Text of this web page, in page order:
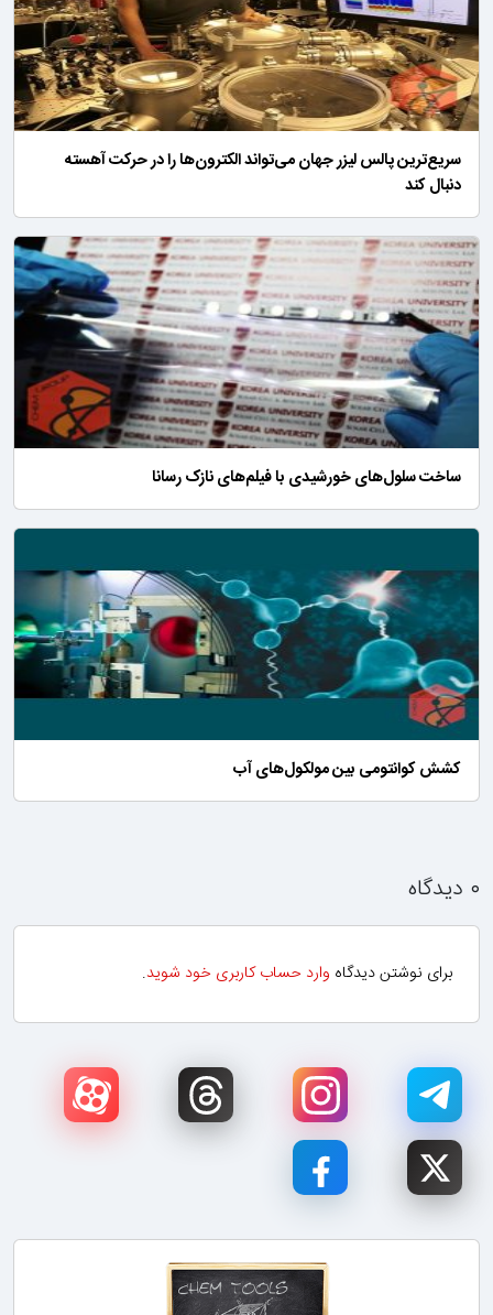
سریع‌ترین پالس لیزر جهان می‌تواند الکترون‌ها را در حرکت آهسته
دنبال کند
ساخت سلول‌های خورشیدی با فیلم‌های نازک رسانا
کشش کوانتومی بین مولکول‌های آب
۰ دیدگاه
برای نوشتن دیدگاه وارد حساب کاربری خود شوید.